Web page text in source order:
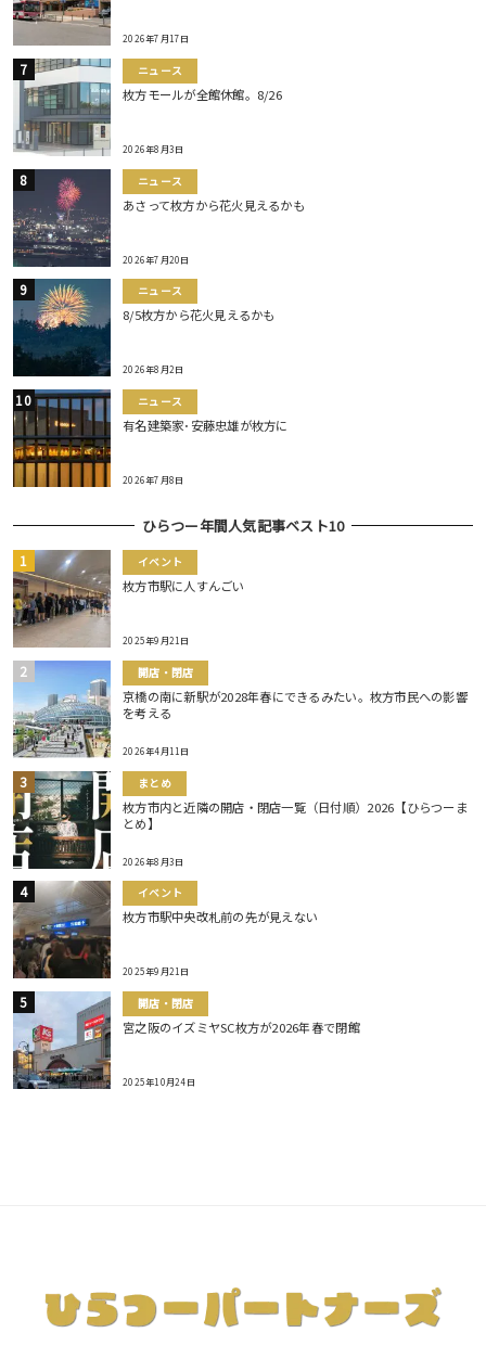
2026年7月17日
ニュース
枚方モールが全館休館。8/26
2026年8月3日
ニュース
あさって枚方から花火見えるかも
2026年7月20日
ニュース
8/5枚方から花火見えるかも
2026年8月2日
ニュース
有名建築家･安藤忠雄が枚方に
2026年7月8日
ひらつー年間人気記事ベスト10
イベント
枚方市駅に人すんごい
2025年9月21日
開店・閉店
京橋の南に新駅が2028年春にできるみたい。枚方市民への影響
を考える
2026年4月11日
まとめ
枚方市内と近隣の開店・閉店一覧（日付順）2026【ひらつーま
とめ】
2026年8月3日
イベント
枚方市駅中央改札前の先が見えない
2025年9月21日
開店・閉店
宮之阪のイズミヤSC枚方が2026年春で閉館
2025年10月24日